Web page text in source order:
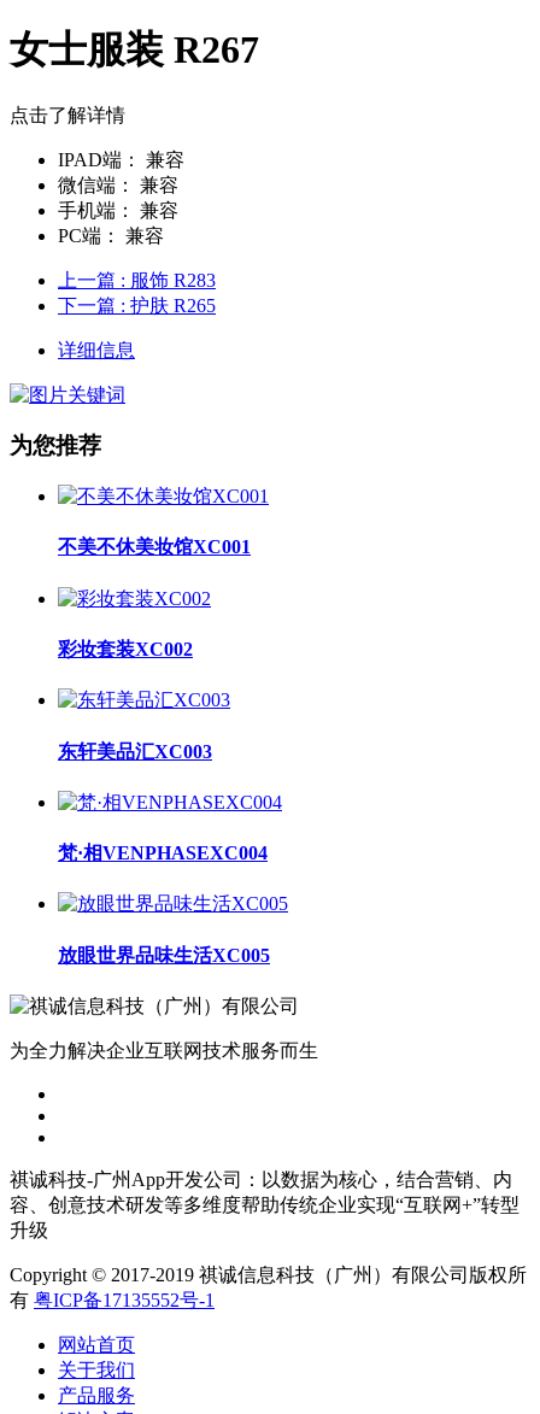
女士服装 R267
点击了解详情
IPAD端：
兼容
微信端：
兼容
手机端：
兼容
PC端：
兼容
上一篇 : 服饰 R283
下一篇 : 护肤 R265
详细信息
为您推荐
不美不休美妆馆XC001
彩妆套装XC002
东轩美品汇XC003
梵·相VENPHASEXC004
放眼世界品味生活XC005
为全力解决企业互联网技术服务而生
祺诚科技-广州App开发公司：以数据为核心，结合营销、内
容、创意技术研发等多维度帮助传统企业实现“互联网+”转型
升级
Copyright © 2017-2019 祺诚信息科技（广州）有限公司版权所
有 粤ICP备17135552号-1
网站首页
关于我们
产品服务